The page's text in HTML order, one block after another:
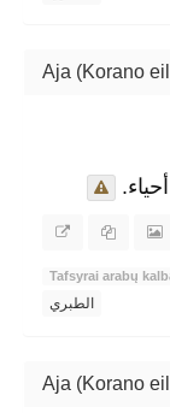
Aja (Korano
Tafsyrai arabų
الطبري
Aja (Korano